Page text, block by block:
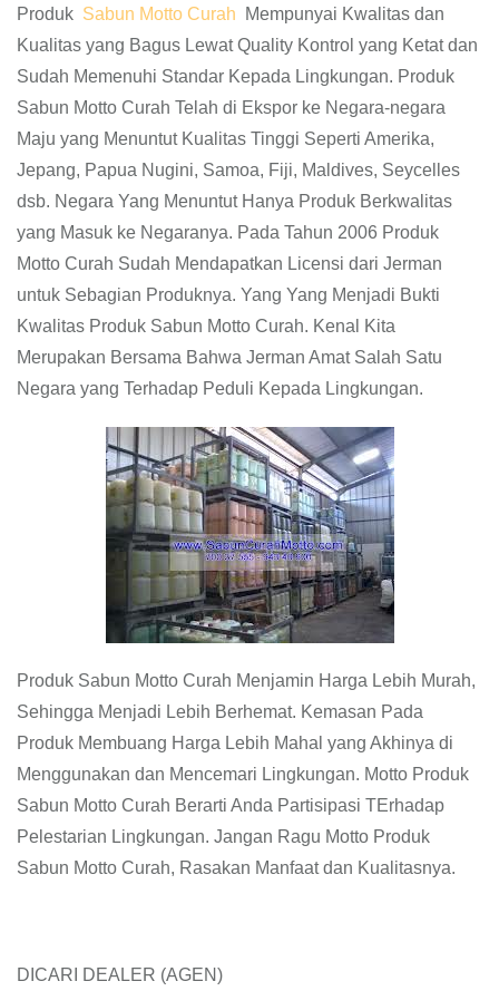
Produk Sabun Motto Curah
Mempunyai Kwalitas dan
Kualitas yang Bagus Lewat Quality Kontrol yang Ketat dan
Sudah Memenuhi Standar Kepada Lingkungan. Produk
Sabun Motto Curah Telah di Ekspor ke Negara-negara
Maju yang Menuntut Kualitas Tinggi Seperti Amerika,
Jepang, Papua Nugini, Samoa, Fiji, Maldives, Seycelles
dsb. Negara Yang Menuntut Hanya Produk Berkwalitas
yang Masuk ke Negaranya. Pada Tahun 2006 Produk
Motto Curah Sudah Mendapatkan Licensi dari Jerman
untuk Sebagian Produknya. Yang Yang Menjadi Bukti
Kwalitas Produk Sabun Motto Curah. Kenal Kita
Merupakan Bersama Bahwa Jerman Amat Salah Satu
Negara yang Terhadap Peduli Kepada Lingkungan.
Produk Sabun Motto Curah Menjamin Harga Lebih Murah,
Sehingga Menjadi Lebih Berhemat. Kemasan Pada
Produk Membuang Harga Lebih Mahal yang Akhinya di
Menggunakan dan Mencemari Lingkungan. Motto Produk
Sabun Motto Curah Berarti Anda Partisipasi TErhadap
Pelestarian Lingkungan. Jangan Ragu Motto Produk
Sabun Motto Curah, Rasakan Manfaat dan Kualitasnya.
DICARI DEALER (AGEN)